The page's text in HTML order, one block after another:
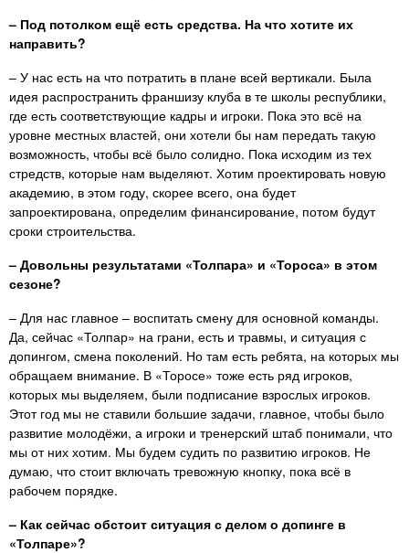
– Под потолком ещё есть средства. На что хотите их
направить?
– У нас есть на что потратить в плане всей вертикали. Была
идея распространить франшизу клуба в те школы республики,
где есть соответствующие кадры и игроки. Пока это всё на
уровне местных властей, они хотели бы нам передать такую
возможность, чтобы всё было солидно. Пока исходим из тех
стредств, которые нам выделяют. Хотим проектировать новую
академию, в этом году, скорее всего, она будет
запроектирована, определим финансирование, потом будут
сроки строительства.
– Довольны результатами «Толпара» и «Тороса» в этом
сезоне?
– Для нас главное – воспитать смену для основной команды.
Да, сейчас «Толпар» на грани, есть и травмы, и ситуация с
допингом, смена поколений. Но там есть ребята, на которых мы
обращаем внимание. В «Торосе» тоже есть ряд игроков,
которых мы выделяем, были подписание взрослых игроков.
Этот год мы не ставили большие задачи, главное, чтобы было
развитие молодёжи, а игроки и тренерский штаб понимали, что
мы от них хотим. Мы будем судить по развитию игроков. Не
думаю, что стоит включать тревожную кнопку, пока всё в
рабочем порядке.
– Как сейчас обстоит ситуация с делом о допинге в
«Толпаре»?